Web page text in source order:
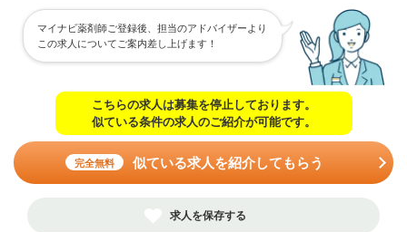
マイナビ薬剤師ご登録後、担当のアドバイザーより
この求人についてご案内差し上げます！
こちらの求人は募集を停止しております。
似ている条件の求人のご紹介が可能です。
完全無料 似ている求人を紹介してもらう
求人を保存する